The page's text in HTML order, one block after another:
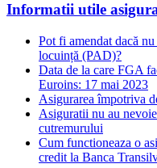
Informatii utile
Pot fi amendat dacă
locuință (PAD)?
Data de la care FGA
Euroins: 17 mai 2023
Asigurarea împotriva
Asiguratii nu au
cutremurului
Cum functioneaza o
credit la Banca